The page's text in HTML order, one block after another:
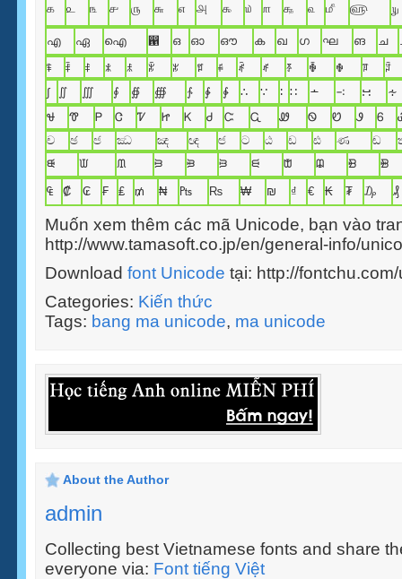
௧ ௨ ௩ ௪ ௫ ௬ ௭ ௮ ௯ ௰ ௱ ௲ ௳ ௴ ௵ ௶
എ ഏ ഐ ഑ ഒ ഓ ഔ ക ഖ ഗ ഘ ങ ച
ꅨ
ꅩ ꅪ ꅫ ꅬ ꅭ ꅮ ꅯ ꅰ ꅱ ꅲ ꅳ ꅴ ꅵ ꅶ
ꅷ
∫
∬ ∭ ∮ ∯ ∰ ∱ ∲ ∳ ∴ ∵ ∶ ∷ ∸ ∹ ∺
∻
Ꮰ
Ꮱ Ꮲ Ꮳ Ꮴ Ꮵ Ꮶ Ꮷ Ꮸ Ꮹ Ꮺ Ꮻ Ꮼ Ꮽ Ꮾ
ච
ඡ ජ ඣ ඤ ඥ ඦ ට ඨ ඩ ඪ ණ ඬ
ᙠ
ᙡ ᙢ ᙣ ᙤ ᙥ ᙦ ᙧ ᙨ ᙩ ᙪ
₠ ₡ ₢ ₣ ₤ ₥ ₦ ₧ ₨ ₩ ₪ ₫ € ₭ ₮ ₯ ₰
Muốn xem thêm các mã Unicode, bạn vào
http://www.tamasoft.co.jp/en/general-info/
Download font Unicode tại: http://
Categories: Kiến thức
Tags: bang ma unicode, ma unicode
About the Author
admin
Collecting best Vietnamese fonts and share
everyone via: Font tiếng Việt